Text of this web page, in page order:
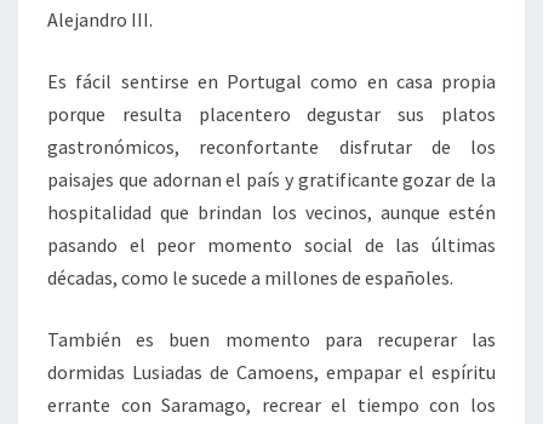
Alejandro III.
Es fácil sentirse en Portugal como en casa propia
porque resulta placentero degustar sus platos
gastronómicos, reconfortante disfrutar de los
paisajes que adornan el país y gratificante gozar de la
hospitalidad que brindan los vecinos, aunque estén
pasando el peor momento social de las últimas
décadas, como le sucede a millones de españoles.
También es buen momento para recuperar las
dormidas Lusiadas de Camoens, empapar el espíritu
errante con Saramago, recrear el tiempo con los